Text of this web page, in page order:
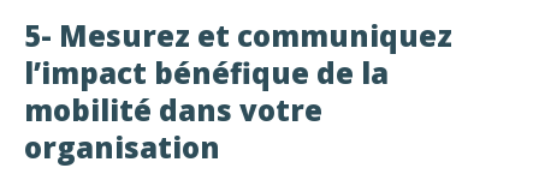
5- Mesurez et communiquez
l’impact bénéfique de la
mobilité dans votre
organisation